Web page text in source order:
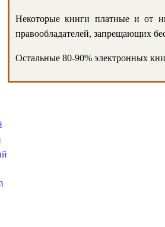
Некоторые книги платные и от
правообладателей, запрещающих
Остальные 80-90% электронных